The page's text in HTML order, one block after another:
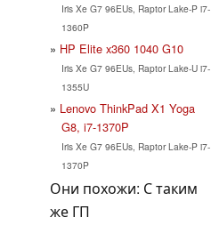
Iris Xe G7 96EUs, Raptor Lake-P i7-
1360P
HP Elite x360 1040 G10
Iris Xe G7 96EUs, Raptor Lake-U i7-
1355U
Lenovo ThinkPad X1 Yoga
G8, i7-1370P
Iris Xe G7 96EUs, Raptor Lake-P i7-
1370P
Они похожи: С таким
же ГП